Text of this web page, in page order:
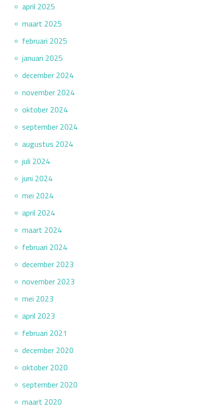
april 2025
maart 2025
februari 2025
januari 2025
december 2024
november 2024
oktober 2024
september 2024
augustus 2024
juli 2024
juni 2024
mei 2024
april 2024
maart 2024
februari 2024
december 2023
november 2023
mei 2023
april 2023
februari 2021
december 2020
oktober 2020
september 2020
maart 2020